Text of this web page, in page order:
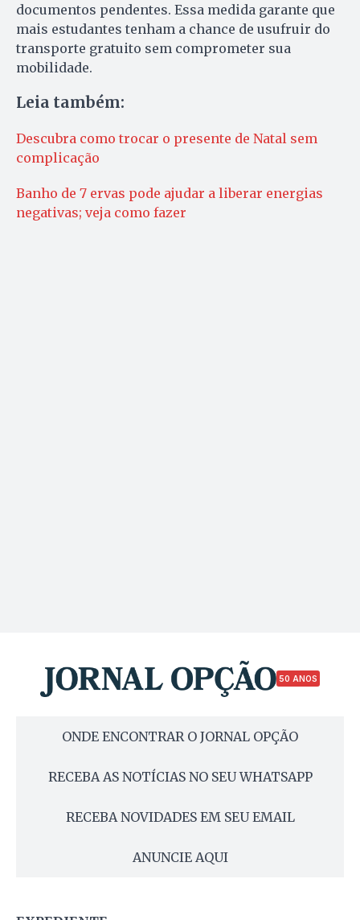
documentos pendentes. Essa medida garante que
mais estudantes tenham a chance de usufruir do
transporte gratuito sem comprometer sua
mobilidade.
Leia também:
Descubra como trocar o presente de Natal sem
complicação
Banho de 7 ervas pode ajudar a liberar energias
negativas; veja como fazer
50 ANOS
ONDE ENCONTRAR O JORNAL OPÇÃO
RECEBA AS NOTÍCIAS NO SEU WHATSAPP
RECEBA NOVIDADES EM SEU EMAIL
ANUNCIE AQUI